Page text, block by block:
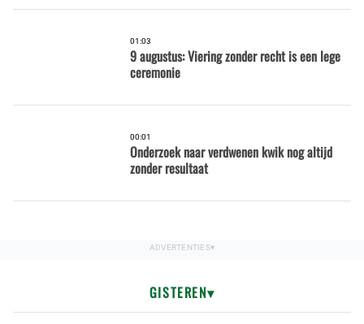
01:03
9 augustus: Viering zonder recht is een lege
ceremonie
00:01
Onderzoek naar verdwenen kwik nog altijd
zonder resultaat
GISTEREN